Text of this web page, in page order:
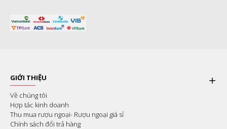
GIỚI THIỆU
Về chúng tôi
Hợp tác kinh doanh
Thu mua rượu ngoại- Rượu ngoại giá sỉ
Chính sách đổi trả hàng